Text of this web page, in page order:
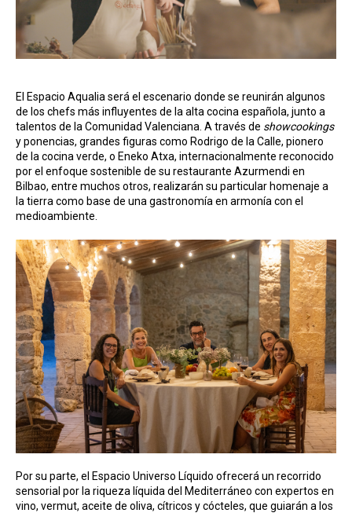
El Espacio Aqualia será el escenario donde se reunirán algunos
de los chefs más influyentes de la alta cocina española, junto a
talentos de la Comunidad Valenciana. A través de showcookings
y ponencias, grandes figuras como Rodrigo de la Calle, pionero
de la cocina verde, o Eneko Atxa, internacionalmente reconocido
por el enfoque sostenible de su restaurante Azurmendi en
Bilbao, entre muchos otros, realizarán su particular homenaje a
la tierra como base de una gastronomía en armonía con el
medioambiente.
Por su parte, el Espacio Universo Líquido ofrecerá un recorrido
sensorial por la riqueza líquida del Mediterráneo con expertos en
vino, vermut, aceite de oliva, cítricos y cócteles, que guiarán a los